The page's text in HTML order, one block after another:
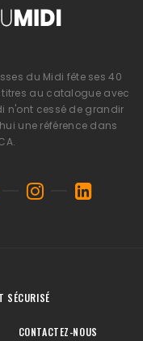
du Midi fête ses 40
titres au catalogue avec
n'ont cessé de grandir
une référence dans
SÉCURISÉ
CONTACTEZ-NOUS